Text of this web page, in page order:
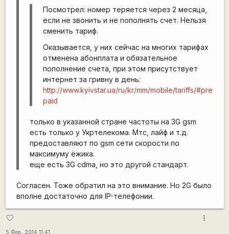
Посмотрел: номер теряется через 2 месяца,
если не звонить и не пополнять счет. Нельзя
сменить тариф.
Оказывается, у них сейчас на многих тарифах
отменена абонплата и обязательное
пополнение счета, при этом присутствует
интернет за гривну в день:
http://www.kyivstar.ua/ru/kr/mm/mobile/tariffs/#pre
paid
только в указанной стране частоты на 3G gsm
есть только у Укртелекома. Мтс, лайф и т.д.
предоставляют по gsm сети скорости по
максимуму ёжика.
еще есть 3G cdma, но это другой стандарт.
Согласен. Тоже обратил на это внимание. Но 2G было
вполне достаточно для IP-телефонии.
favorite_border
5 Фев, 2014 11:41
more_vert